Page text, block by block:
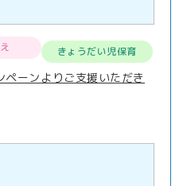
きょうだい児保育
ーンよりご支援いただき